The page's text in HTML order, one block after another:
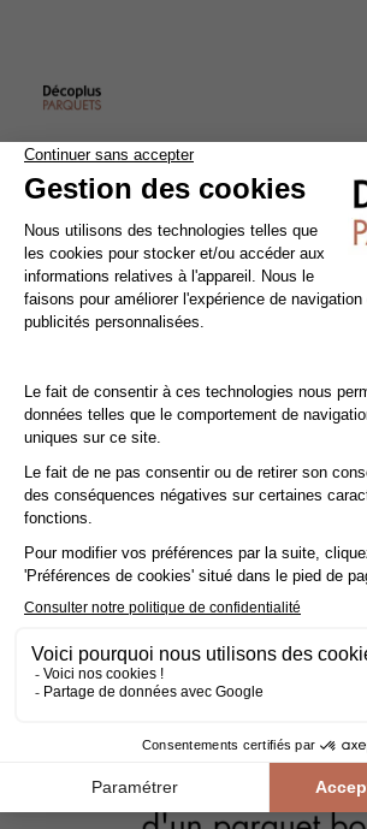
Nettoyage et entretien des parquets vernis
Évitez de mouiller le parquet vernis. Pour le
privilégiez un nettoyage à sec avec un
équipé d’une brosse adaptée.
humide avec un shampooing doux
les parquets vitrifiés.